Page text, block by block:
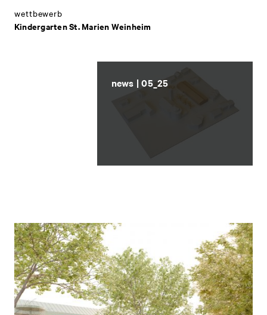
Kindergarten St. Marien Weinheim
wettbewerb
news | 05_25